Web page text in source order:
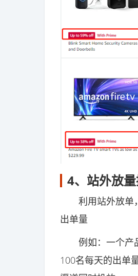
4、站外放
利用站外放单，
出单量
例如：一个产品
100名每天的出单